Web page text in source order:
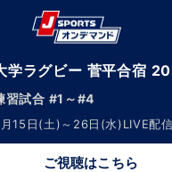
学ラグビー 菅平合宿
習試合 #1～#4
15日(土)～26日(水)LIVE配信
ご視聴はこちら